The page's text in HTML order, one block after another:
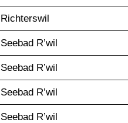
Richterswil
Seebad R’wil
Seebad R’wil
Seebad R’wil
Seebad R’wil